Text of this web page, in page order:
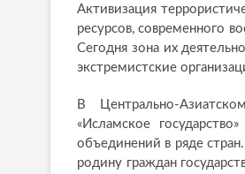
Активизация
ресурсов, современного
Сегодня зона их
экстремистские
В Центрально-
«Исламское
объединений в ряде
родину граждан